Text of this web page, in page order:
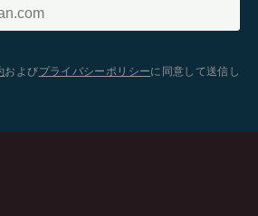
およびプライバシーポリシーに同意して送信し